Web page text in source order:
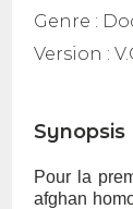
Genre :
Version :
Synopsis
Pour la
afghan